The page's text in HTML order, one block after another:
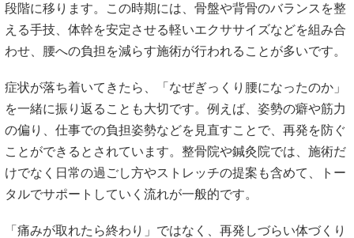
段階に移ります。この時期には、骨盤や背骨のバランスを整
える手技、体幹を安定させる軽いエクササイズなどを組み合
わせ、腰への負担を減らす施術が行われることが多いです。
症状が落ち着いてきたら、「なぜぎっくり腰になったのか」
を一緒に振り返ることも大切です。例えば、姿勢の癖や筋力
の偏り、仕事での負担姿勢などを見直すことで、再発を防ぐ
ことができるとされています。整骨院や鍼灸院では、施術だ
けでなく日常の過ごし方やストレッチの提案も含めて、トー
タルでサポートしていく流れが一般的です。
「痛みが取れたら終わり」ではなく、再発しづらい体づくり